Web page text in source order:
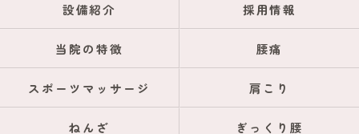
設備紹介 採用情報
当院の特徴 腰痛
スポーツマッサージ 肩こり
ねんざ ぎっくり腰